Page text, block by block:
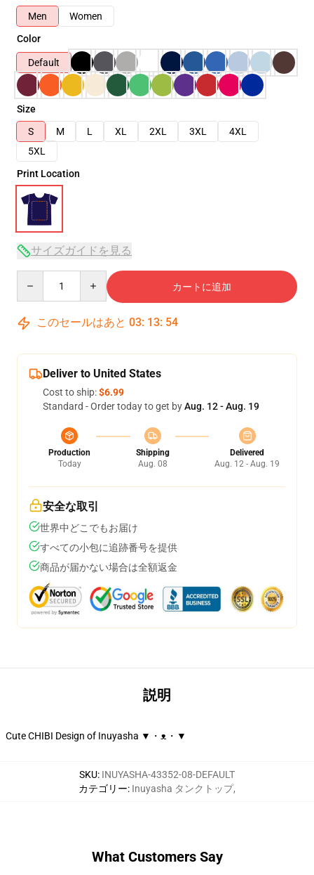
Men
Women
Color
Default
Size
S
M L XL 2XL 3XL
4XL
5XL
Print Location
サイズガイドを見る
カートに追加
このセールはあと 03: 13: 53
Deliver to United States
Cost to ship:$6.99
Standard - Order today to get byAug. 12 - Aug. 19
Production
Today
Shipping
Aug. 08
Delivered
Aug. 12 - Aug. 19
安全な取引
世界中どこでもお届け
すべての小包に追跡番号を提供
商品が届かない場合は全額返金
説明
Cute CHIBI Design of Inuyasha ▼・ᴥ・▼
SKU: INUYASHA-43352-08-DEFAULT
カテゴリー: Inuyasha タンクトップ,
What Customers Say